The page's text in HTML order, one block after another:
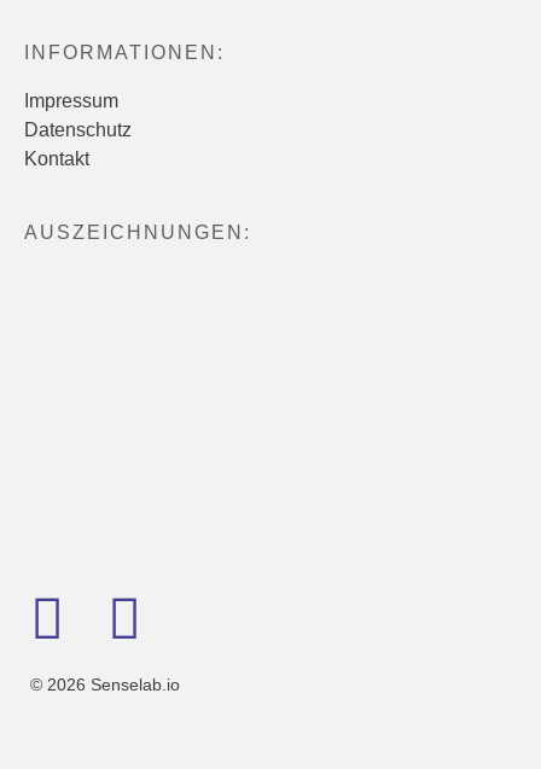
INFORMATIONEN:
Impressum
Datenschutz
Kontakt
AUSZEICHNUNGEN:
© 2026 Senselab.io